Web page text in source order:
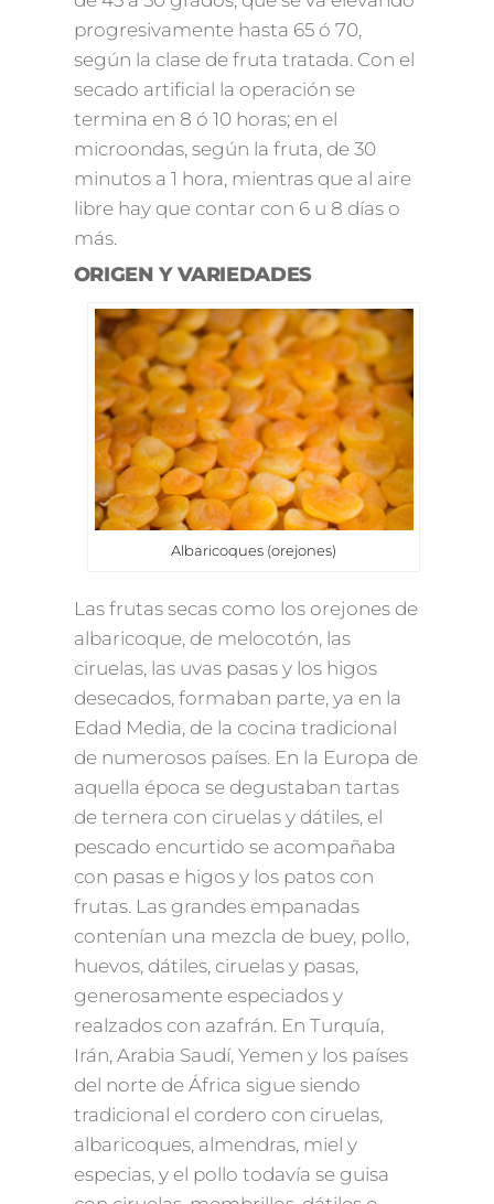
progresivamente hasta 65 ó 70,
según la clase de fruta tratada. Con el
secado artificial la operación se
termina en 8 ó 10 horas; en el
microondas, según la fruta, de 30
minutos a 1 hora, mientras que al aire
libre hay que contar con 6 u 8 días o
más.
ORIGEN Y VARIEDADES
Albaricoques (orejones)
Las frutas secas como los orejones de
albaricoque, de melocotón, las
ciruelas, las uvas pasas y los higos
desecados, formaban parte, ya en la
Edad Media, de la cocina tradicional
de numerosos países. En la Europa de
aquella época se degustaban tartas
de ternera con ciruelas y dátiles, el
pescado encurtido se acompañaba
con pasas e higos y los patos con
frutas. Las grandes empanadas
contenían una mezcla de buey, pollo,
huevos, dátiles, ciruelas y pasas,
generosamente especiados y
realzados con azafrán. En Turquía,
Irán, Arabia Saudí, Yemen y los países
del norte de África sigue siendo
tradicional el cordero con ciruelas,
albaricoques, almendras, miel y
especias, y el pollo todavía se guisa